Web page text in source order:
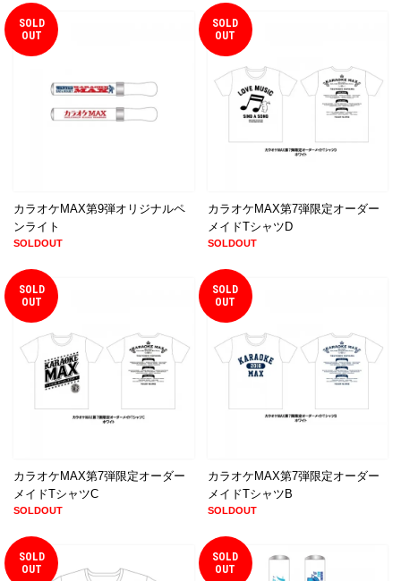
SOLD
OUT
カラオケMAX第9弾オリジナルペ
ンライト
SOLDOUT
SOLD
OUT
カラオケMAX第7弾限定オーダー
メイドTシャツD
SOLDOUT
SOLD
OUT
カラオケMAX第7弾限定オーダー
メイドTシャツC
SOLDOUT
SOLD
OUT
カラオケMAX第7弾限定オーダー
メイドTシャツB
SOLDOUT
SOLD
OUT
SOLD
OUT